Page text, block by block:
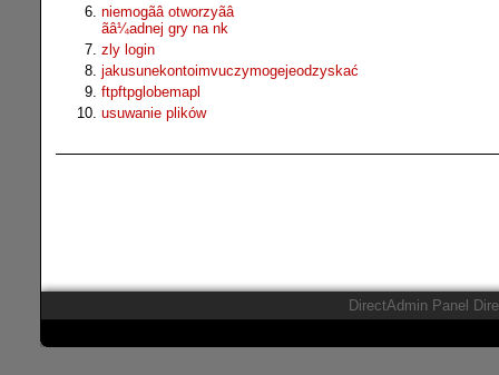
niemogãâ otworzyãâ
ãâ¼adnej gry na nk
zly login
jakusunekontoimvuczymogejeodzyskać
ftpftpglobemapl
usuwanie plików
DirectAdmin Panel